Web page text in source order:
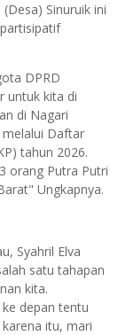
Sinuruik ini
DPRD
untuk kita di
di Nagari
melalui Daftar
tahun 2026.
orang Putra Putri
Ungkapnya.
Syahril Elva
satu tahapan
kita.
depan tentu
itu, mari